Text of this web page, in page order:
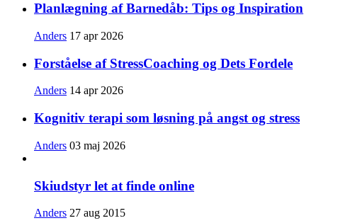
Planlægning af Barnedåb: Tips og Inspiration
Anders 17 apr 2026
Forståelse af StressCoaching og Dets Fordele
Anders 14 apr 2026
Kognitiv terapi som løsning på angst og stress
Anders 03 maj 2026
Skiudstyr let at finde online
Anders 27 aug 2015